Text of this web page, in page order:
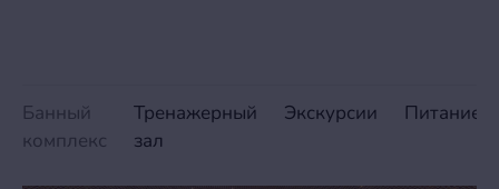
Банный
комплекс
Тренажерный
зал
Экскурсии Питание